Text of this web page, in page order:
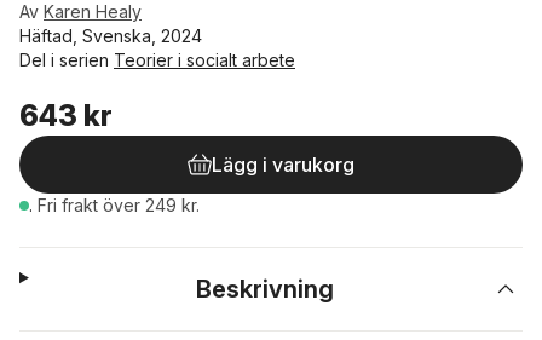
Av Karen Healy
Häftad, Svenska, 2024
Del i serien Teorier i socialt arbete
643 kr
Lägg i varukorg
. Fri frakt över 249 kr.
Beskrivning